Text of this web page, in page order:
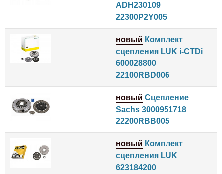
ADH230109
22300P2Y005
новый Комплект
сцепления LUK i-CTDi
600028800
22100RBD006
новый Сцепление
Sachs 3000951718
22200RBB005
новый Комплект
сцепления LUK
623184200